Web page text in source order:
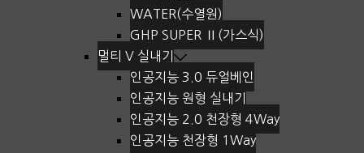
WATER(수열원)
GHP SUPER Ⅱ(가스식)
멀티 V 실내기
인공지능 3.0 듀얼베인
인공지능 원형 실내기
인공지능 2.0 천장형 4Way
인공지능 천장형 1Way